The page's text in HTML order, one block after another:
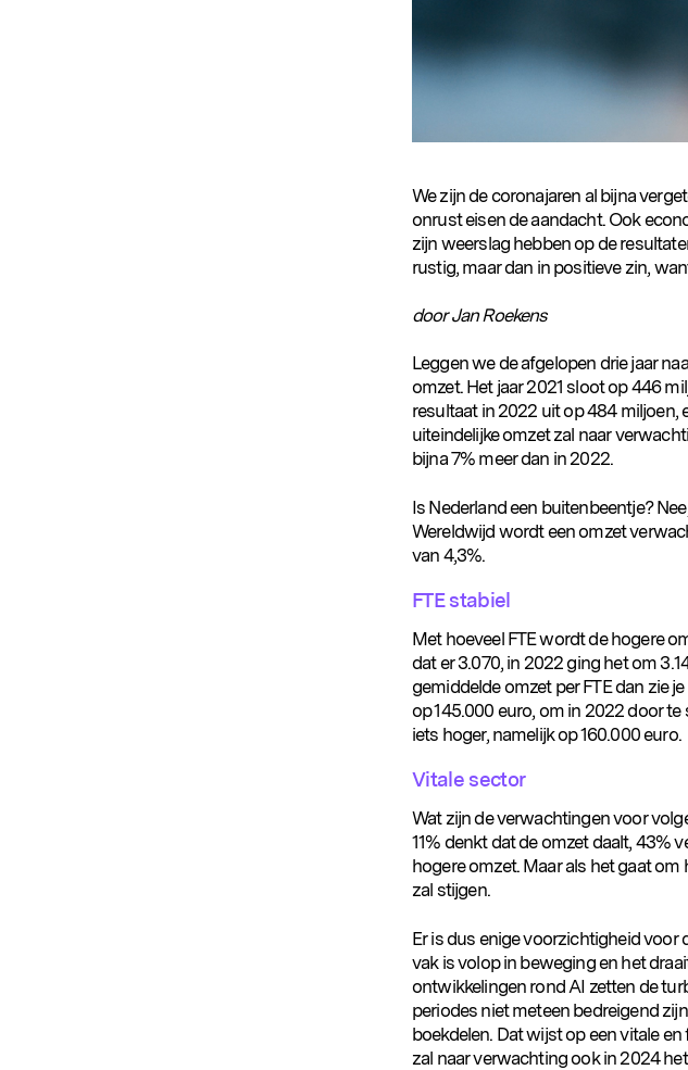
We zijn de coronajaren al bijna
onrust eisen de aandacht. Ook
zijn weerslag hebben op de
rustig, maar dan in positieve zin,
door Jan Roekens
Leggen we de afgelopen drie jaar
omzet. Het jaar 2021 sloot op 446
resultaat in 2022 uit op 484 miljoen,
uiteindelijke omzet zal naar
bijna 7% meer dan in 2022.
Is Nederland een buitenbeentje?
Wereldwijd wordt een omzet
van 4,3%.
FTE stabiel
Met hoeveel FTE wordt de hogere
dat er 3.070, in 2022 ging het om
gemiddelde omzet per FTE dan zie
op 145.000 euro, om in 2022 door
iets hoger, namelijk op 160.000 euro.
Vitale sector
Wat zijn de verwachtingen voor
11% denkt dat de omzet daalt, 43%
hogere omzet. Maar als het gaat
zal stijgen.
Er is dus enige voorzichtigheid voor
vak is volop in beweging en het
ontwikkelingen rond AI zetten de
periodes niet meteen bedreigend
boekdelen. Dat wijst op een vitale
zal naar verwachting ook in 2024